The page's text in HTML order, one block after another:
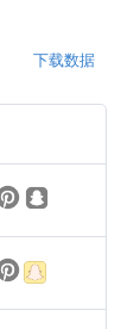
下载数据